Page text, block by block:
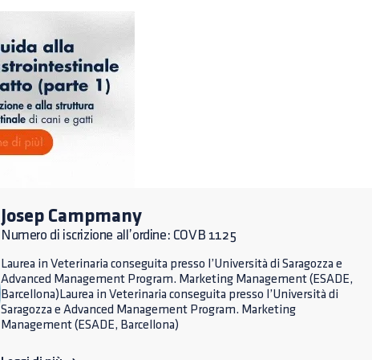
Josep Campmany
Numero di iscrizione all’ordine: COVB 1125
Laurea in Veterinaria conseguita presso l’Università di Saragozza e
Advanced Management Program. Marketing Management (ESADE,
Barcellona)Laurea in Veterinaria conseguita presso l’Università di
Saragozza e Advanced Management Program. Marketing
Management (ESADE, Barcellona)